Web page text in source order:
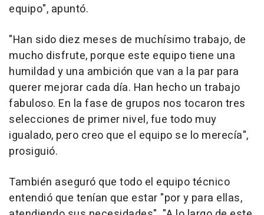
equipo", apuntó.
"Han sido diez meses de muchísimo trabajo, de
mucho disfrute, porque este equipo tiene una
humildad y una ambición que van a la par para
querer mejorar cada día. Han hecho un trabajo
fabuloso. En la fase de grupos nos tocaron tres
selecciones de primer nivel, fue todo muy
igualado, pero creo que el equipo se lo merecía",
prosiguió.
También aseguró que todo el equipo técnico
entendió que tenían que estar "por y para ellas,